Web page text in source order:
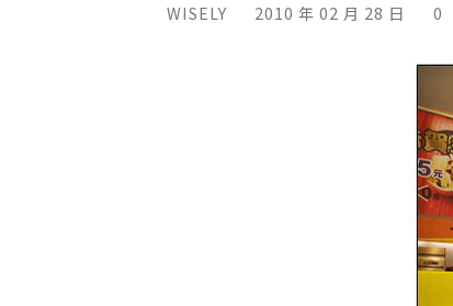
WISELY 2010 年 02 月 28 日 0